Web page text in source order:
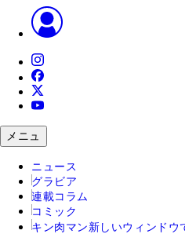
メニュ
ニュース
グラビア
連載コラム
コミック
キン肉マン 新しいウィンドウ